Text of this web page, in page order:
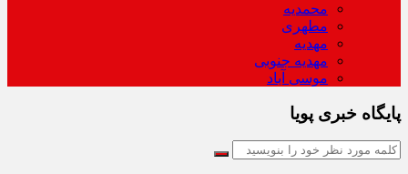
محمدیه
مطهری
مهدیه
مهدیه جنوبی
موسی آباد
پایگاه خبری پویا